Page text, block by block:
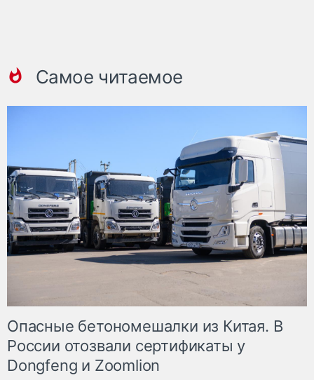
Самое читаемое
Опасные бетономешалки из Китая. В
России отозвали сертификаты у
Dongfeng и Zoomlion